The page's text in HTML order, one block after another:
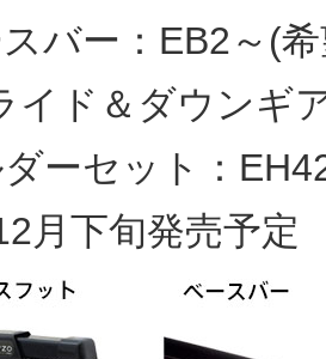
ー：EB2～ (
ド＆ダウンギ
セット：
月下旬発売